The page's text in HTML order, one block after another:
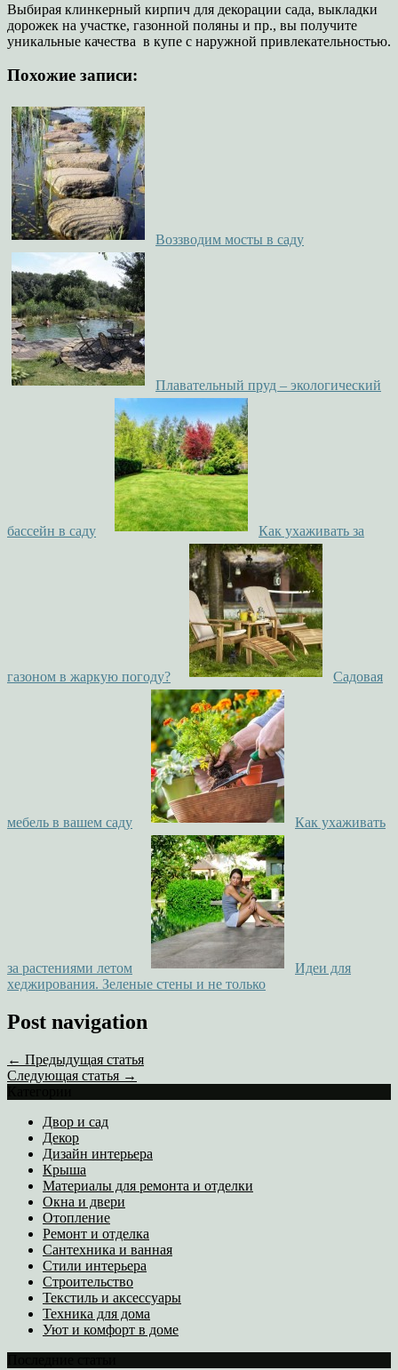
Выбирая клинкерный кирпич для декорации сада, выкладки
дорожек на участке, газонной поляны и пр., вы получите
уникальные качества в купе с наружной привлекательностью.
Похожие записи:
Воззводим мосты в саду
Плавательный пруд – экологический
бассейн в саду Как ухаживать за
газоном в жаркую погоду? Садовая
мебель в вашем саду Как ухаживать
за растениями летом
Идеи для
хеджирования. Зеленые стены и не только
Post navigation
← Предыдущая статья
Следующая статья →
Двор и сад
Декор
Дизайн интерьера
Крыша
Материалы для ремонта и отделки
Окна и двери
Отопление
Ремонт и отделка
Сантехника и ванная
Стили интерьера
Строительство
Текстиль и аксессуары
Техника для дома
Уют и комфорт в доме